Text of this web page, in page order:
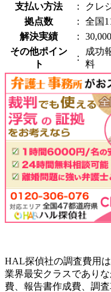
支払い方法
：
クレ
拠点数
：
全国
解決実績
：
その他ポイン
ト
：
成功
料
HAL探偵社の調査費用
業界最安クラスであり
費、報告書作成費、調